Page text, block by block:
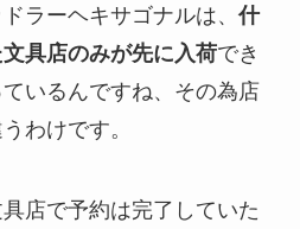
ラーヘキサゴナルは、什
具店のみが先に入荷でき
いるんですね、その為店
わけです。
店で予約は完了していた